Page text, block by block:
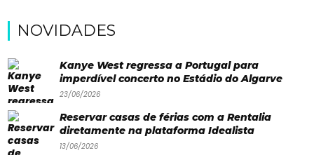
dormir?
Restaurantes
NOVIDADES
Kanye West regressa a Portugal para
imperdível concerto no Estádio do Algarve
23/06/2026
Reservar casas de férias com a Rentalia
diretamente na plataforma Idealista
13/06/2026